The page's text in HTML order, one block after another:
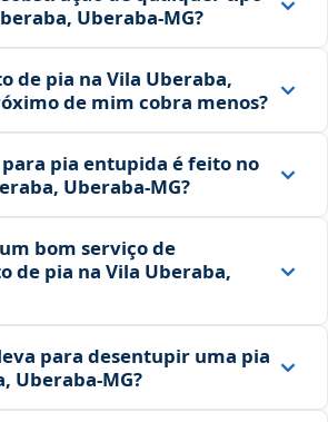
Uberaba‑MG?
de pia na Vila Uberaba,
de mim cobra menos?
pia entupida é feito no
Uberaba‑MG?
bom serviço de
de pia na Vila Uberaba,
para desentupir uma pia
Uberaba‑MG?